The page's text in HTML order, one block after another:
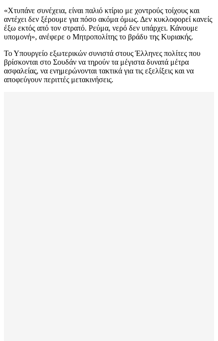
«Χτυπάνε συνέχεια, είναι παλιό κτίριο με χοντρούς τοίχους και
αντέχει δεν ξέρουμε για πόσο ακόμα όμως. Δεν κυκλοφορεί κανείς
έξω εκτός από τον στρατό. Ρεύμα, νερό δεν υπάρχει. Κάνουμε
υπομονή», ανέφερε ο Μητροπολίτης το βράδυ της Κυριακής.
Το Υπουργείο εξωτερικών συνιστά στους Έλληνες πολίτες που
βρίσκονται στο Σουδάν να τηρούν τα μέγιστα δυνατά μέτρα
ασφαλείας, να ενημερώνονται τακτικά για τις εξελίξεις και να
αποφεύγουν περιττές μετακινήσεις.